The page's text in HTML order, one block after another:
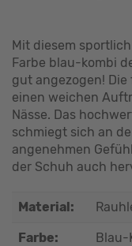
Mit diesem
Farbe blau-kombi
gut angezogen!
einen weichen
Nässe. Das
schmiegt sich an
angenehmen
der Schuh auch
Material:
Farbe: Blau-